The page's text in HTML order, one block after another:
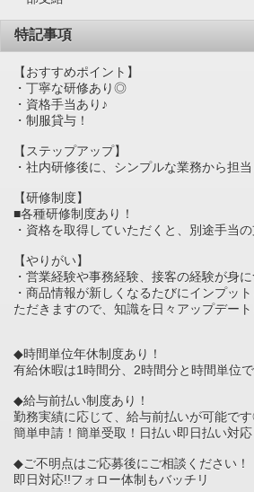
特記事項
【おすすめポイント】
・丁寧な研修あり◎
・資格手当あり♪
・制服貸与！
【ステップアップ】
・社内研修後に、シンプルな業務から担当
【研修制度】
■各種研修制度あり！
・資格を取得していただくと、別途手当
【やりがい】
・営業経験や事務経験、接客の経験が身
・商品情報が新しくなるたびにインプッ
ただきますので、知識を日々アップデート
◆時間単位年休制度あり！
有給休暇は1時間分、2時間分と時間単位
◆給与前払い制度あり！
勤務実績に応じて、給与前払いが可能で
簡単申請！簡単受取！日払い即日払い対応
◆ご不明点はご応募後にご相談ください！
即日対応!!フォロー体制もバッチリ